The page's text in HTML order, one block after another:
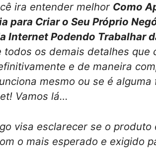
ira entender melhor Como
para Criar o Seu Próprio
Internet Podendo Trabalhar
todos os demais detalhes que
e de maneira
mesmo ou se é
Vamos lá…
visa esclarecer se o produto
o mais esperado e exigido